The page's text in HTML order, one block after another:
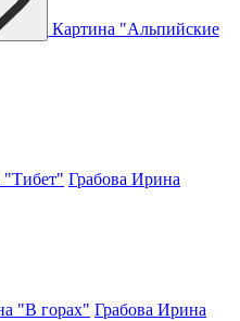
Картина "Альпийские
"Тибет" Грабова Ирина
"В горах" Грабова Ирина